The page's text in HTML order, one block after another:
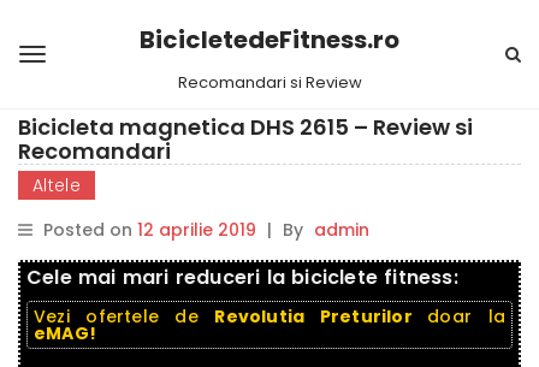
BicicletedeFitness.ro
Recomandari si Review
Bicicleta magnetica DHS 2615 – Review si
Recomandari
Altele
Posted on 12 aprilie 2019 | By admin
Cele mai mari reduceri la biciclete fitness:
Vezi ofertele de Revolutia Preturilor doar la
eMAG!